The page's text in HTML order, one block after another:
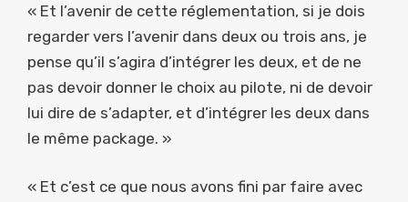
« Et l’avenir de cette réglementation, si je dois
regarder vers l’avenir dans deux ou trois ans, je
pense qu’il s’agira d’intégrer les deux, et de ne
pas devoir donner le choix au pilote, ni de devoir
lui dire de s’adapter, et d’intégrer les deux dans
le même package. »
« Et c’est ce que nous avons fini par faire avec